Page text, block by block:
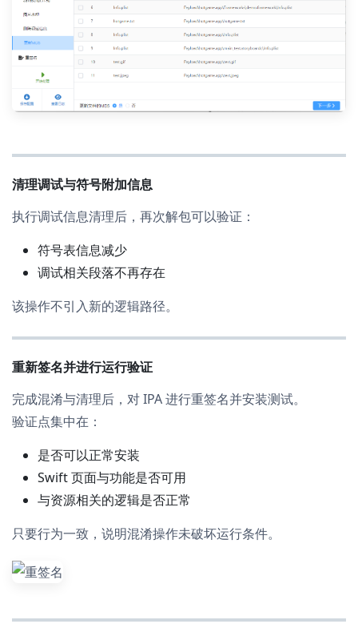
清理调试与符号附加信息
执行调试信息清理后，再次解包可以验证：
符号表信息减少
调试相关段落不再存在
该操作不引入新的逻辑路径。
重新签名并进行运行验证
完成混淆与清理后，对 IPA 进行重签名并安装测试。
验证点集中在：
是否可以正常安装
Swift 页面与功能是否可用
与资源相关的逻辑是否正常
只要行为一致，说明混淆操作未破坏运行条件。